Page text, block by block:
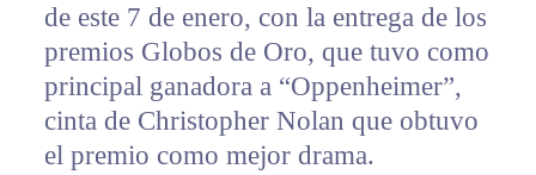
de este 7 de enero, con la entrega de los
premios Globos de Oro, que tuvo como
principal ganadora a “Oppenheimer”,
cinta de Christopher Nolan que obtuvo
el premio como mejor drama.